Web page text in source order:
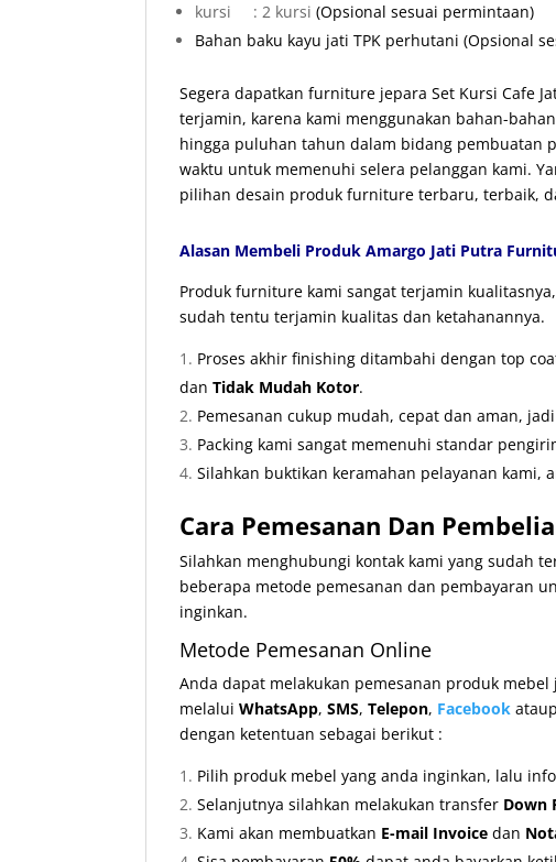
kursi : 2 kursi (Opsional sesuai permintaan)
Bahan baku kayu jati TPK perhutani (Opsional
Segera dapatkan furniture jepara Set Kursi Cafe
terjamin, karena kami menggunakan bahan-
hingga puluhan tahun dalam bidang pembuatan
waktu untuk memenuhi selera pelanggan kami.
pilihan desain produk furniture terbaru, terbaik,
Alasan Membeli Produk Amargo Jati Putra
Produk furniture kami sangat terjamin
sudah tentu terjamin kualitas dan ketahanannya.
Proses akhir finishing ditambahi dengan top
dan Tidak Mudah Kotor.
Pemesanan cukup mudah, cepat dan aman,
Packing kami sangat memenuhi standar
Silahkan buktikan keramahan pelayanan kami,
Cara Pemesanan Dan
Silahkan menghubungi kontak kami yang sudah
beberapa metode pemesanan dan pembayaran
inginkan.
Metode Pemesanan Online
Anda dapat melakukan pemesanan produk
melalui WhatsApp, SMS, Telepon, Facebook
dengan ketentuan sebagai berikut :
Pilih produk mebel yang anda inginkan, lalu
Selanjutnya silahkan melakukan transfer Down
Kami akan membuatkan E-mail Invoice dan